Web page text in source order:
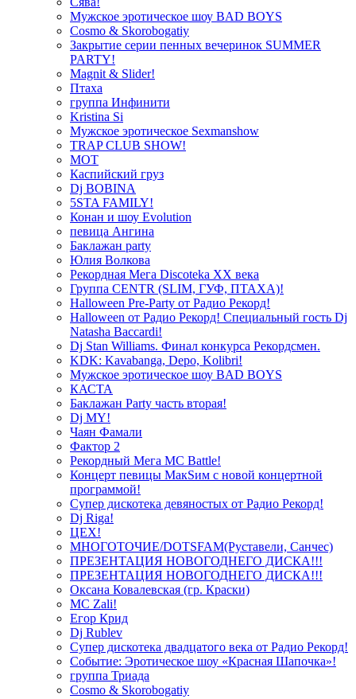
Мужское эротическое шоу BAD BOYS
Cosmo & Skorobogatiy
Закрытие серии пенных вечеринок SUMMER
PARTY!
Magnit & Slider!
Птаха
группа Инфинити
Kristina Si
Мужское эротическое Sexmanshow
TRAP CLUB SHOW!
МОТ
Каспийский груз
Dj BOBINA
5STA FAMILY!
Конан и шоу Evolution
певица Ангина
Баклажан party
Юлия Волкова
Рекордная Мега Discoteka XX века
Группа CENTR (SLIM, ГУФ, ПТАХА)!
Halloween Pre-Party от Радио Рекорд!
Halloween от Радио Рекорд! Специальный гость Dj
Natasha Baccardi!
Dj Stan Williams. Финал конкурса Рекордсмен.
KDK: Kavabanga, Depo, Kolibri!
Мужское эротическое шоу BAD BOYS
КАСТА
Баклажан Party часть вторая!
Dj MY!
Чаян Фамали
Фактор 2
Рекордный Мега МС Battle!
Концерт певицы МакSим с новой концертной
программой!
Супер дискотека девяностых от Радио Рекорд!
Dj Riga!
ЦЕХ!
МНОГОТОЧИЕ/DOTSFAM(Руставели, Санчес)
ПРЕЗЕНТАЦИЯ НОВОГОДНЕГО ДИСКА!!!
ПРЕЗЕНТАЦИЯ НОВОГОДНЕГО ДИСКА!!!
Оксана Ковалевская (гр. Краски)
MC Zali!
Егор Крид
Dj Rublev
Супер дискотека двадцатого века от Радио Рекорд!
Событие: Эротическое шоу «Красная Шапочка»!
группа Триада
Cosmo & Skorobogatiy